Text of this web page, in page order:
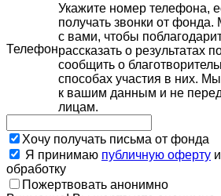
Телефон
Укажите номер телефона,
получать звонки от
с вами, чтобы
рассказать о результатах
сообщить о
способах участия в них.
к вашим данным и не
лицам.
Хочу получать письма от фонда
Я принимаю публичную оферту и
обработку
Пожертвовать анонимно